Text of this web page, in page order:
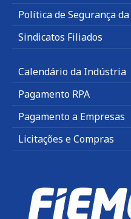
Política de Segurança
Sindicatos Filiados
Calendário da Indústria
Pagamento RPA
Pagamento a Empresas
Licitações e Compras